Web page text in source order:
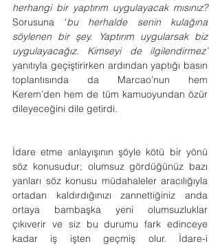
herhangi bir yaptırım uygulayacak mısınız?
Sorusuna ‘bu herhalde senin kulağına
söylenen bir şey. Yaptırım uygularsak biz
uygulayacağız. Kimseyi de ilgilendirmez’
yanıtıyla geçiştirirken ardından yaptığı basın
toplantısında da Marcao’nun hem
Kerem’den hem de tüm kamuoyundan özür
dileyeceğini dile getirdi.
İdare etme anlayışının şöyle kötü bir yönü
söz konusudur; olumsuz gördüğünüz bazı
yanları söz konusu müdahaleler aracılığıyla
ortadan kaldırdığınızı zannettiğiniz anda
ortaya bambaşka yeni olumsuzluklar
çıkıverir ve siz bu durumu fark edinceye
kadar iş işten geçmiş olur. İdare-i